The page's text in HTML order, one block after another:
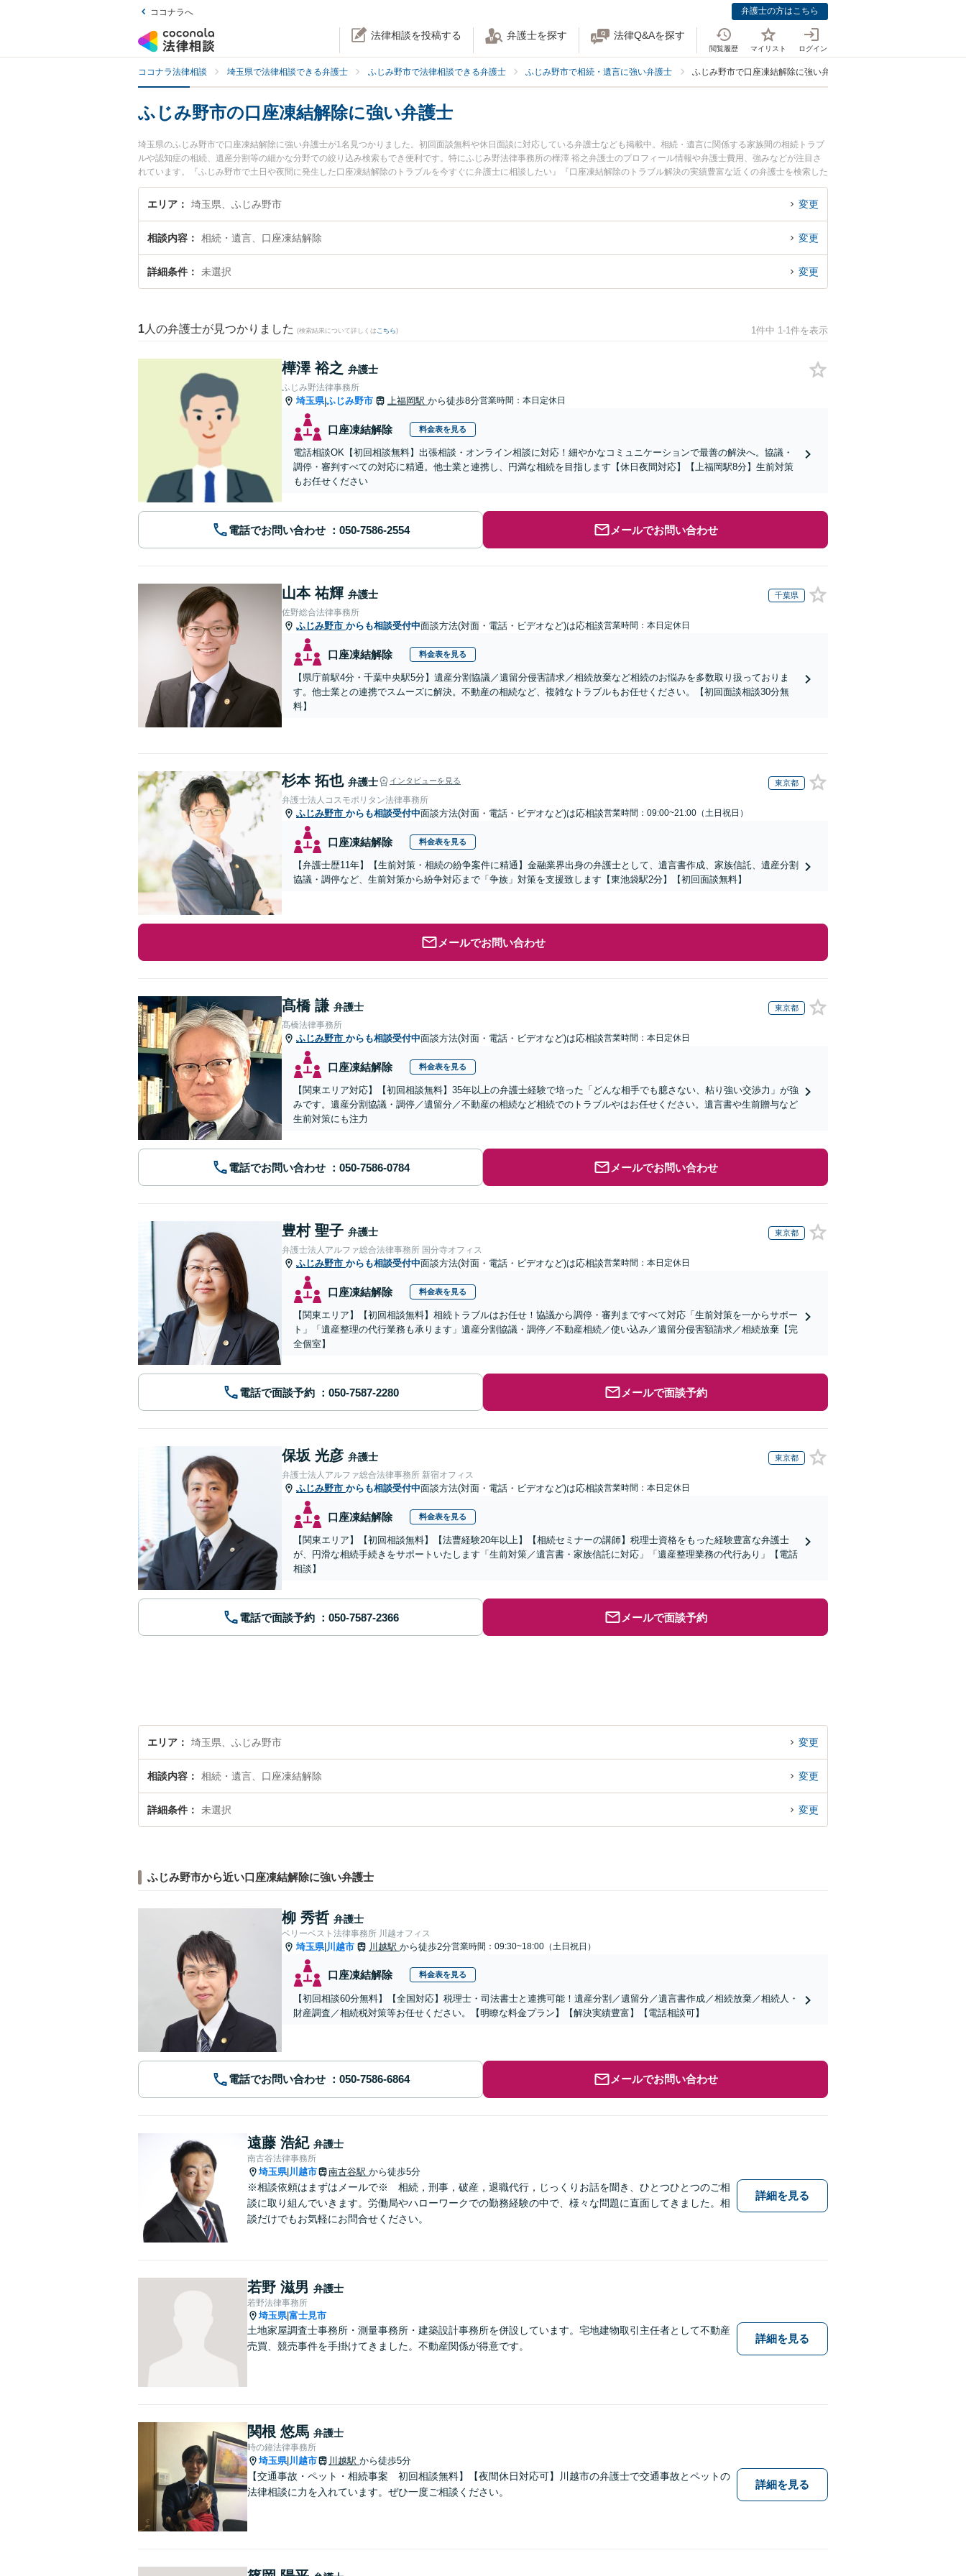
ココナラへ 弁護士の方はこちら
法律相談を投稿する 弁護士を探す 法律Q&Aを探す
閲覧履歴 マイリスト ログイン
ココナラ法律相談 埼玉県で法律相談できる弁護士 ふじみ野市で法律相談できる弁護士 ふじみ野市で相続・遺言に強い弁護士 ふじみ野市で口座凍結解除に強い弁護士
ふじみ野市の口座凍結解除に強い弁護士
埼玉県のふじみ野市で口座凍結解除に強い弁護士が1名見つかりました。初回面談無料や休日面談に対応している弁護士なども掲載中。相続・遺言に関係する家族間の相続トラブ
ルや認知症の相続、遺産分割等の細かな分野での絞り込み検索もでき便利です。特にふじみ野法律事務所の樺澤 裕之弁護士のプロフィール情報や弁護士費用、強みなどが注目さ
れています。『ふじみ野市で土日や夜間に発生した口座凍結解除のトラブルを今すぐに弁護士に相談したい』『口座凍結解除のトラブル解決の実績豊富な近くの弁護士を検索した
い』『初回相談無料で口座凍結解除を法律相談できるふじみ野市内の弁護士に相談予約したい』などでお困りの相談者さんにおすすめです。
エリア 埼玉県、ふじみ野市 変更
相談内容 相続・遺言、口座凍結解除 変更
詳細条件 未選択 変更
1 人の弁護士が見つかりました (検索結果について詳しくは こちら) 1件中 1-1件を表示
樺澤 裕之 弁護士
ふじみ野法律事務所
埼玉県|ふじみ野市 上福岡駅 から徒歩8分営業時間：本日定休日
口座凍結解除 料金表を見る
電話相談OK【初回相談無料】出張相談・オンライン相談に対応！細やかなコミュニケーションで最善の解決へ。協議・
調停・審判すべての対応に精通。他士業と連携し、円満な相続を目指します【休日夜間対応】【上福岡駅8分】生前対策
もお任せください
電話でお問い合わせ メールでお問い合わせ
山本 祐輝 弁護士 千葉県
佐野総合法律事務所
ふじみ野市 からも相談受付中面談方法(対面・電話・ビデオなど)は応相談営業時間：本日定休日
口座凍結解除 料金表を見る
【県庁前駅4分・千葉中央駅5分】遺産分割協議／遺留分侵害請求／相続放棄など相続のお悩みを多数取り扱っておりま
す。他士業との連携でスムーズに解決。不動産の相続など、複雑なトラブルもお任せください。【初回面談相談30分無
料】
杉本 拓也 弁護士 インタビューを見る 東京都
弁護士法人コスモポリタン法律事務所
ふじみ野市 からも相談受付中面談方法(対面・電話・ビデオなど)は応相談営業時間：09:00~21:00（土日祝日）
口座凍結解除 料金表を見る
【弁護士歴11年】【生前対策・相続の紛争案件に精通】金融業界出身の弁護士として、遺言書作成、家族信託、遺産分割
協議・調停など、生前対策から紛争対応まで「争族」対策を支援致します【東池袋駅2分】【初回面談無料】
メールでお問い合わせ
髙橋 謙 弁護士 東京都
髙橋法律事務所
ふじみ野市 からも相談受付中面談方法(対面・電話・ビデオなど)は応相談営業時間：本日定休日
口座凍結解除 料金表を見る
【関東エリア対応】【初回相談無料】35年以上の弁護士経験で培った「どんな相手でも臆さない、粘り強い交渉力」が強
みです。遺産分割協議・調停／遺留分／不動産の相続など相続でのトラブルやはお任せください。遺言書や生前贈与など
生前対策にも注力
電話でお問い合わせ メールでお問い合わせ
豊村 聖子 弁護士 東京都
弁護士法人アルファ総合法律事務所 国分寺オフィス
ふじみ野市 からも相談受付中面談方法(対面・電話・ビデオなど)は応相談営業時間：本日定休日
口座凍結解除 料金表を見る
【関東エリア】【初回相談無料】相続トラブルはお任せ！協議から調停・審判まですべて対応「生前対策を一からサポー
ト」「遺産整理の代行業務も承ります」遺産分割協議・調停／不動産相続／使い込み／遺留分侵害額請求／相続放棄【完
全個室】
電話で面談予約 メールで面談予約
保坂 光彦 弁護士 東京都
弁護士法人アルファ総合法律事務所 新宿オフィス
ふじみ野市 からも相談受付中面談方法(対面・電話・ビデオなど)は応相談営業時間：本日定休日
口座凍結解除 料金表を見る
【関東エリア】【初回相談無料】【法曹経験20年以上】【相続セミナーの講師】税理士資格をもった経験豊富な弁護士
が、円滑な相続手続きをサポートいたします「生前対策／遺言書・家族信託に対応」「遺産整理業務の代行あり」【電話
相談】
電話で面談予約 メールで面談予約
エリア 埼玉県、ふじみ野市 変更
相談内容 相続・遺言、口座凍結解除 変更
詳細条件 未選択 変更
ふじみ野市から近い口座凍結解除に強い弁護士
柳 秀哲 弁護士
ベリーベスト法律事務所 川越オフィス
埼玉県| 川越市 川越駅 から徒歩2分営業時間：09:30~18:00（土日祝日）
口座凍結解除 料金表を見る
【初回相談60分無料】【全国対応】税理士・司法書士と連携可能！遺産分割／遺留分／遺言書作成／相続放棄／相続人・
財産調査／相続税対策等お任せください。【明瞭な料金プラン】【解決実績豊富】【電話相談可】
電話でお問い合わせ メールでお問い合わせ
遠藤 浩紀 弁護士
南古谷法律事務所
埼玉県| 川越市 南古谷駅 から徒歩5分
※相談依頼はまずはメールで※ 相続，刑事，破産，退職代行，じっくりお話を聞き、ひとつひとつのご相
談に取り組んでいきます。労働局やハローワークでの勤務経験の中で、様々な問題に直面してきました。相
談だけでもお気軽にお問合せください。
詳細を見る
若野 滋男 弁護士
若野法律事務所
埼玉県|富士見市
土地家屋調査士事務所・測量事務所・建築設計事務所を併設しています。宅地建物取引主任者として不動産
売買、競売事件を手掛けてきました。不動産関係が得意です。
詳細を見る
関根 悠馬 弁護士
時の鐘法律事務所
埼玉県| 川越市 川越駅 から徒歩5分
【交通事故・ペット・相続事案 初回相談無料】【夜間休日対応可】川越市の弁護士で交通事故とペットの
法律相談に力を入れています。ぜひ一度ご相談ください。
詳細を見る